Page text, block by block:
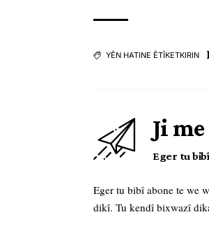
YÊN HATINE ÊTÎKETKIRIN
Ji
Eger tu
Eger tu bibî abone te we
dikî. Tu kendî bixwazî